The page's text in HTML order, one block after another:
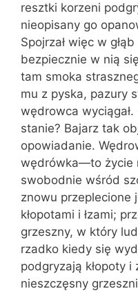
resztki korzeni
nieopisany go
Spojrzał więc w
bezpiecznie w nią
tam smoka
mu z pyska, pa­zury
wędrowca
stanie? Bajarz tak
opowiadanie.
wędrówka—to życie
swobodnie wśród
znowu przeplecione
kłopotami i łzami;
grzeszny, w który
rzadko kiedy się
podgryzają kłopoty
nieszczęsny